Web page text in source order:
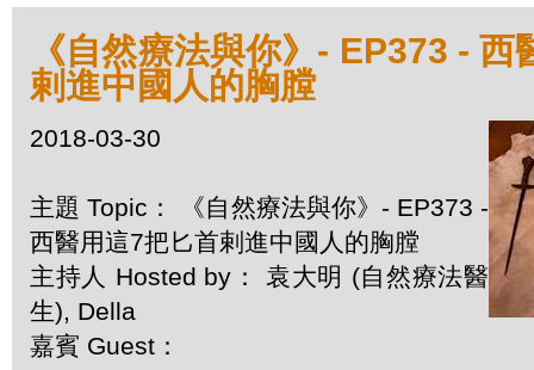
《自然療法與你》- EP373 -
剌進中國人的胸膛
2018-03-30
主題 Topic： 《自然療法與你》- EP373 -
西醫用這7把匕首剌進中國人的胸膛
主持人 Hosted by： 袁大明 (自然療法醫
生), Della
嘉賓 Guest：